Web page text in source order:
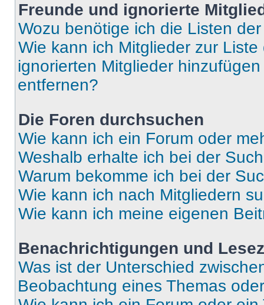
Freunde und ignorierte
Wozu benötige ich die Listen
Wie kann ich Mitglieder zur
ignorierten Mitglieder
entfernen?
Die Foren durchsuchen
Wie kann ich ein Forum oder
Weshalb erhalte ich bei der
Warum bekomme ich bei der
Wie kann ich nach Mitgliedern
Wie kann ich meine eigenen
Benachrichtigungen und
Was ist der Unterschied
Beobachtung eines Themas